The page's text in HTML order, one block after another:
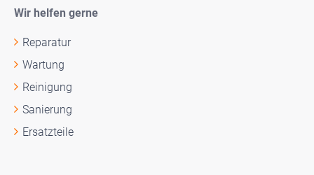
Wir helfen gerne
Reparatur
Wartung
Reinigung
Sanierung
Ersatzteile